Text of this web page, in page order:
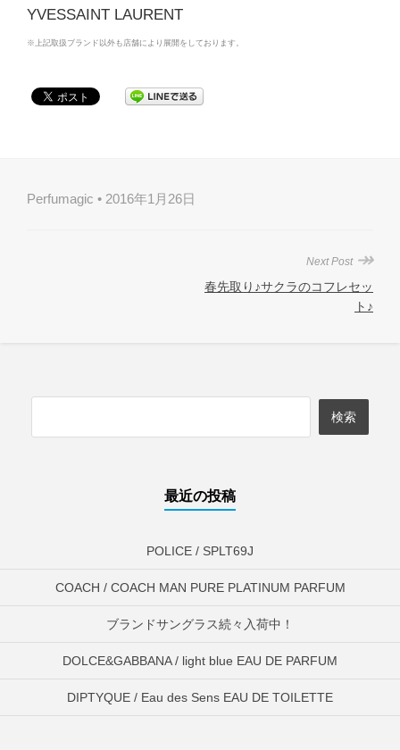
YVESSAINT LAURENT
※上記取扱ブランド以外も店舗により展開をしております。
Perfumagic • 2016年1月26日
Next Post ↠
春先取り♪サクラのコフレセッ
ト♪
最近の投稿
POLICE / SPLT69J
COACH / COACH MAN PURE PLATINUM PARFUM
ブランドサングラス続々入荷中！
DOLCE&GABBANA / light blue EAU DE PARFUM
DIPTYQUE / Eau des Sens EAU DE TOILETTE